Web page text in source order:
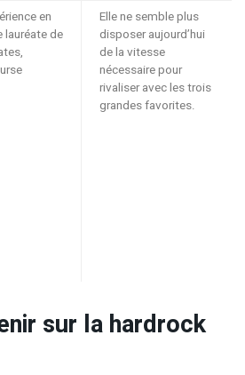
en
lauréate de
Elle ne semble plus
disposer aujourd’hui
de la vitesse
nécessaire pour
rivaliser avec les trois
grandes favorites.
sur la hardrock